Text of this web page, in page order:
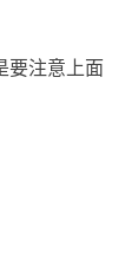
要注意上面